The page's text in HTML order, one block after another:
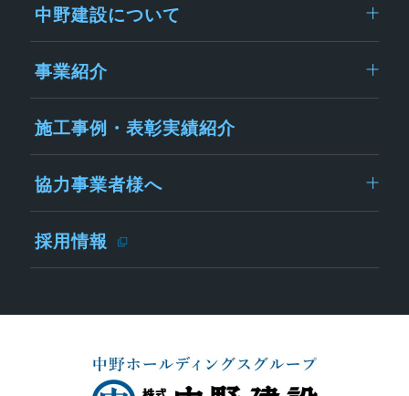
中野建設について
事業紹介
施工事例・表彰実績紹介
協力事業者様へ
採用情報